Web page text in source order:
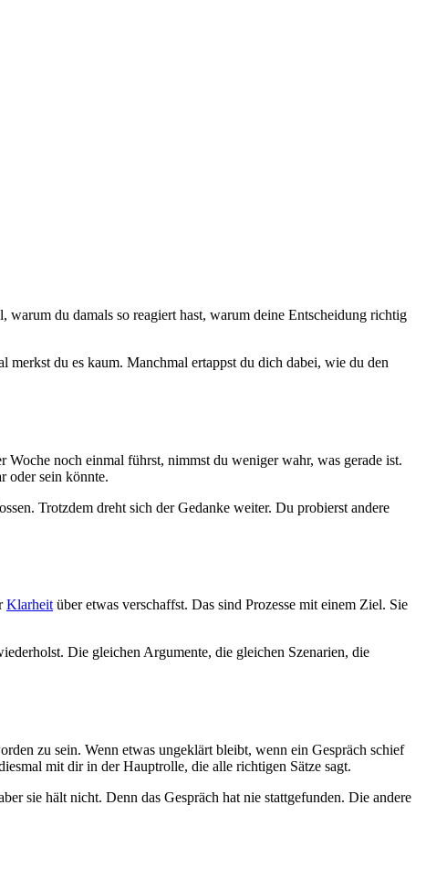
du damals so reagiert hast, warum deine Entscheidung richtig
merkst du es kaum. Manchmal ertappst du dich dabei, wie du den
noch einmal führst, nimmst du weniger wahr, was gerade ist.
oder sein könnte.
Trotzdem dreht sich der Gedanke weiter. Du probierst andere
Klarheit über etwas verschaffst. Das sind Prozesse mit einem Ziel. Sie
Die gleichen Argumente, die gleichen Szenarien, die
zu sein. Wenn etwas ungeklärt bleibt, wenn ein Gespräch schief
mit dir in der Hauptrolle, die alle richtigen Sätze sagt.
sie hält nicht. Denn das Gespräch hat nie stattgefunden. Die andere